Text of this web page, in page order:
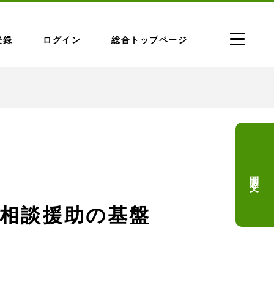
録 ログイン 総合トップページ
談援助の基盤